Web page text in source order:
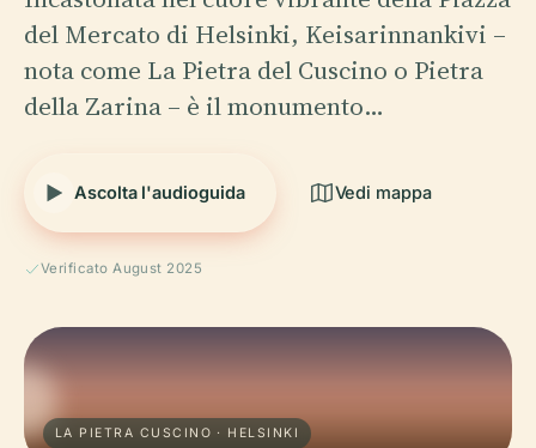
del Mercato di Helsinki, Keisarinnankivi –
nota come La Pietra del Cuscino o Pietra
della Zarina – è il monumento…
Ascolta l'audioguida Vedi mappa
Verificato August 2025
LA PIETRA CUSCINO · HELSINKI